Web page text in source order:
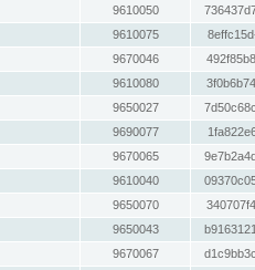
9610050
9610075
9670046
9610080
9650027
9690077
9670065
9610040
9650070
9650043
9670067